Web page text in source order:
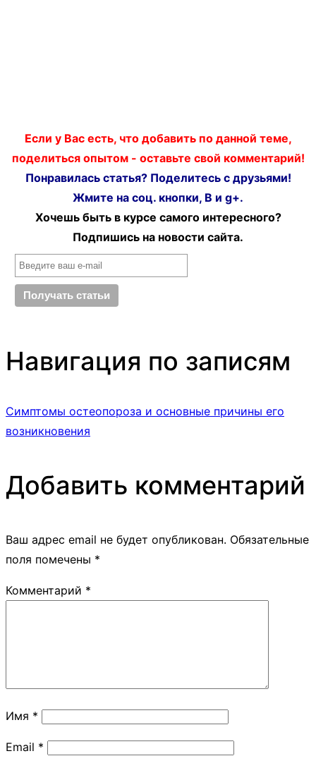
Если у Вас есть, что добавить по данной теме,
поделиться опытом - оставьте свой комментарий!
Понравилась статья? Поделитесь с друзьями!
Жмите на соц. кнопки, В и g+.
Хочешь быть в курсе самого интересного?
Подпишись на новости сайта.
Навигация по записям
Симптомы остеопороза и основные причины его
возникновения
Добавить комментарий
Ваш адрес email не будет опубликован. Обязательные
поля помечены *
Комментарий *
Имя *
Email *